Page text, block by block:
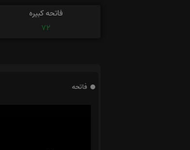
فاتحه کبیره
72
فاتحه